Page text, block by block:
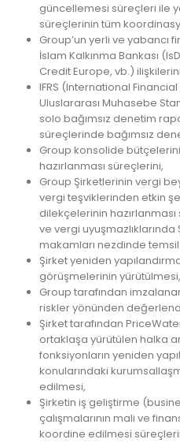
güncellemesi süreçleri ile
süreçlerinin tüm
Group’un yerli ve yabancı
İslam Kalkınma Bankası
Credit Europe, vb.)
IFRS (International
Uluslararası Muhasebe
solo bağımsız denetim
süreçlerinde bağımsız
Group konsolide
hazırlanması süreçlerini,
Group Şirketlerinin vergi
vergi teşviklerinden etkin
dilekçelerinin
ve vergi uyuşmazlıklarında
makamları nezdinde
Şirket yeniden
görüşmelerinin yürütülmesi,
Group tarafından
riskler yönünden
Şirket tarafından
ortaklaşa yürütülen halka
fonksiyonların yeniden
konularındaki
edilmesi,
Şirketin iş geliştirme
çalışmalarının mali ve
koordine edilmesi